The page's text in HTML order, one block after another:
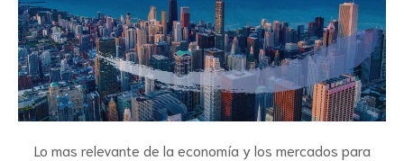
Lo mas relevante de la economía y los mercados para